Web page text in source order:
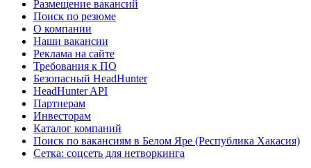
Размещение вакансий
Поиск по резюме
О компании
Наши вакансии
Реклама на сайте
Требования к ПО
Безопасный HeadHunter
HeadHunter API
Партнерам
Инвесторам
Каталог компаний
Поиск по вакансиям в Белом Яре (Республика Хакасия)
Сетка: соцсеть для нетворкинга